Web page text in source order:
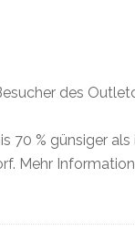
des
70 % günsiger
Mehr